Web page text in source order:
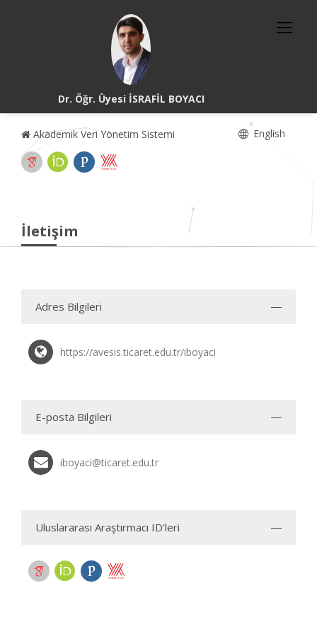
Dr. Öğr. Üyesi İSRAFİL BOYACI
Akademik Veri Yönetim Sistemi English
İletişim
Adres Bilgileri
https://avesis.ticaret.edu.tr/iboyaci
E-posta Bilgileri
iboyaci@ticaret.edu.tr
Uluslararası Araştırmacı ID'leri